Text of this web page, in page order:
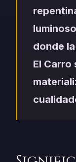
donde
El Carro